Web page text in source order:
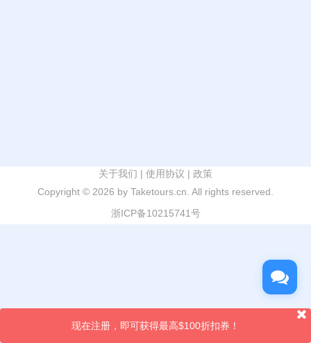
关于我们 | 使用协议 | 政策
Copyright © 2026 by Taketours.cn. All rights reserved.
浙ICP备10215741号
现在注册，即可获得最高$100折扣券！